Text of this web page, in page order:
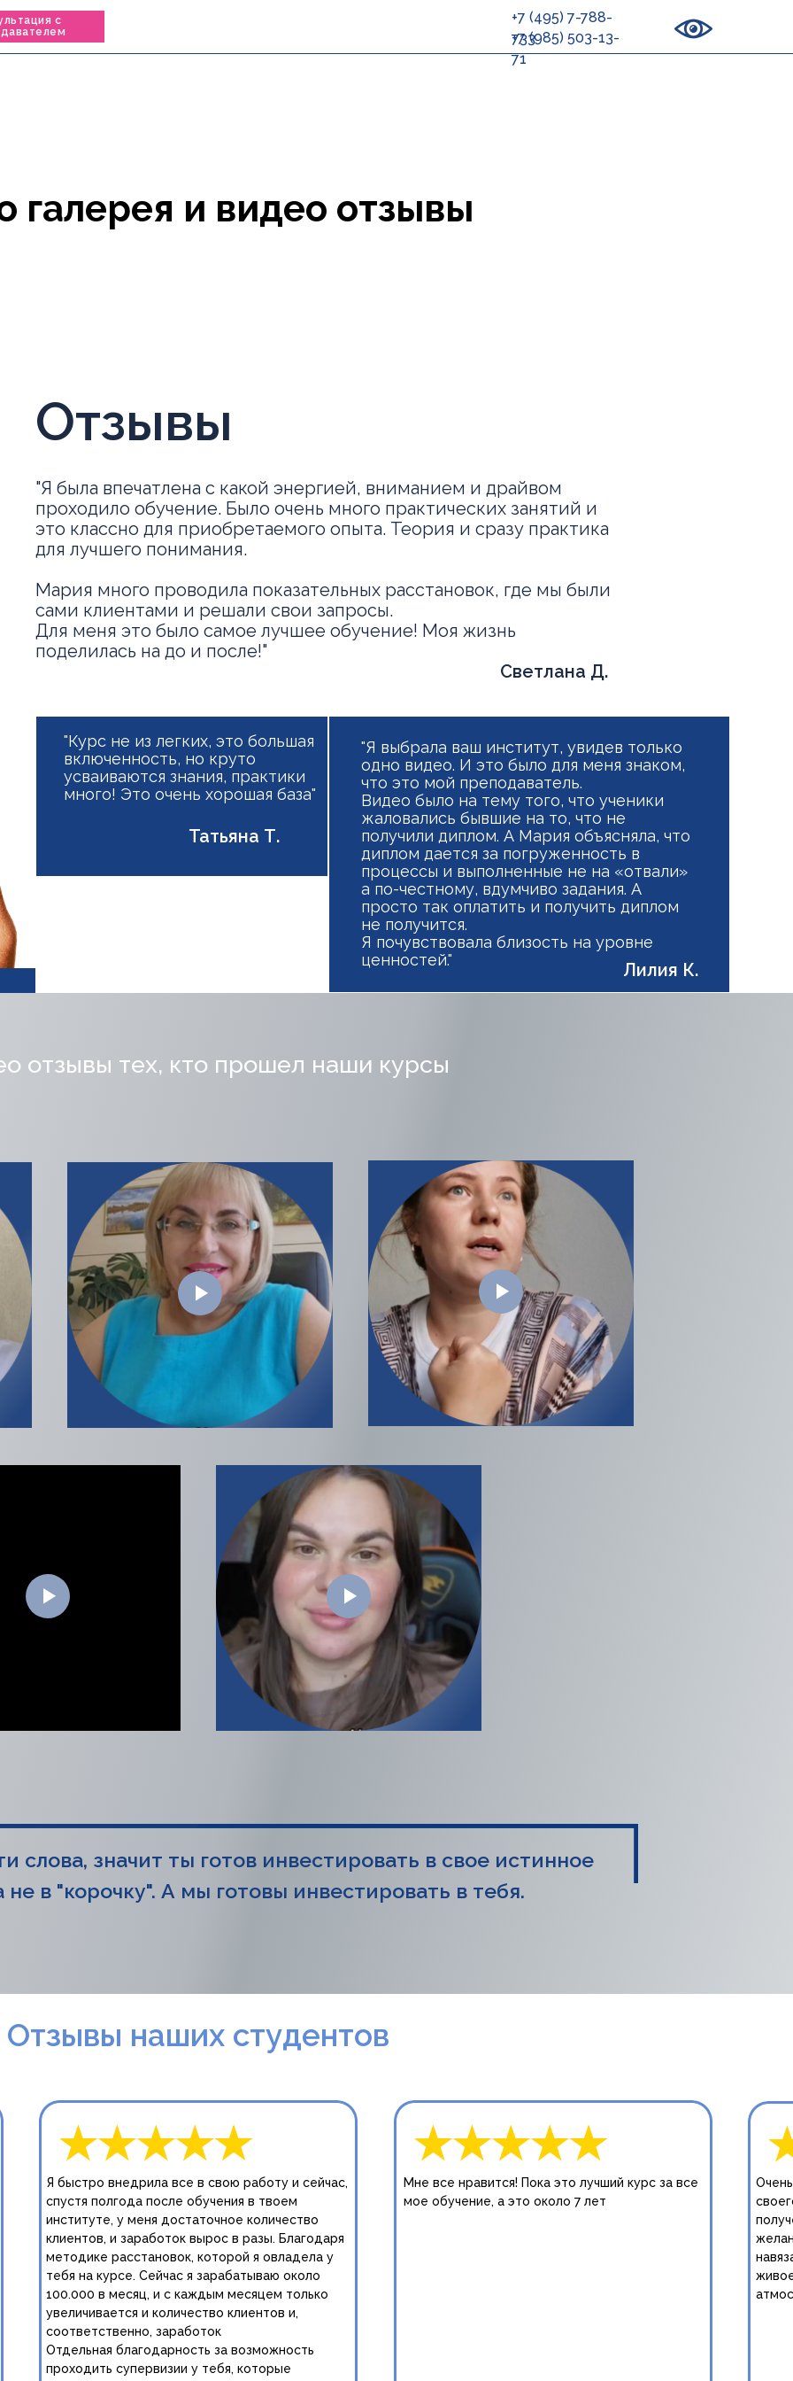
+7 (495) 7-788-
733
+7 (985) 503-13-
71
с
галерея и видео отзывы
Светлана Д.
"Я выбрала ваш институт, увидев только
одно видео. И это было для меня знаком,
что это мой преподаватель.
Видео было на тему того, что ученики
жаловались бывшие на то, что не
получили диплом. А Мария объясняла, что
диплом дается за погруженность в
процессы и выполненные не на «отвали»
а по-честному, вдумчиво задания. А
просто так оплатить и получить диплом
не получится.
Я почувствовала близость на уровне
ценностей."
Лилия К.
Татьяна Т.
"Курс не из легких, это большая
включенность, но круто
усваиваются знания, практики
много! Это очень хорошая база"
"Я была впечатлена с какой энергией, вниманием и драйвом
проходило обучение. Было очень много практических занятий и
это классно для приобретаемого опыта. Теория и сразу практика
для лучшего понимания.
Мария много проводила показательных расстановок, где мы были
сами клиентами и решали свои запросы.
Для меня это было самое лучшее обучение! Моя жизнь
поделилась на до и после!"
Отзывы
слова, значит ты готов инвестировать в свое истинное
не в "корочку". А мы готовы инвестировать в тебя.
отзывы тех, кто прошел наши курсы
Я быстро внедрила все в свою работу и сейчас,
спустя полгода после обучения в твоем
институте, у меня достаточное количество
клиентов, и заработок вырос в разы. Благодаря
методике расстановок, которой я овладела у
тебя на курсе. Сейчас я зарабатываю около
100.000 в месяц, и с каждым месяцем только
увеличивается и количество клиентов и,
соответственно, заработок
Отдельная благодарность за возможность
проходить супервизии у тебя, которые
Мне все нравится! Пока это лучший курс за все
мое обучение, а это около 7 лет
Отзывы наших студентов